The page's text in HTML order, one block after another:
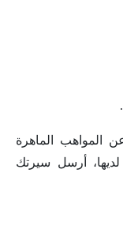
المواهب الماهرة
أرسل سيرتك